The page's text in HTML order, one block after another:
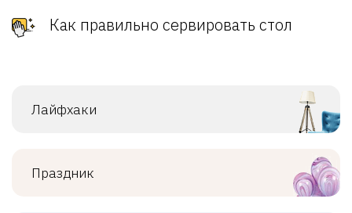
Как правильно сервировать стол
Лайфхаки
Праздник